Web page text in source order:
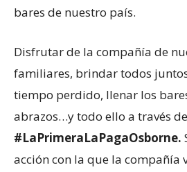
bares de nuestro país.
Disfrutar de la compañía de
familiares, brindar todos
tiempo perdido, llenar los
abrazos…y todo ello a través
#LaPrimeraLaPagaOsborne.
acción con la que la compañía